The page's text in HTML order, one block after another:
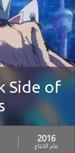
Side of
2016
عام الانتاج